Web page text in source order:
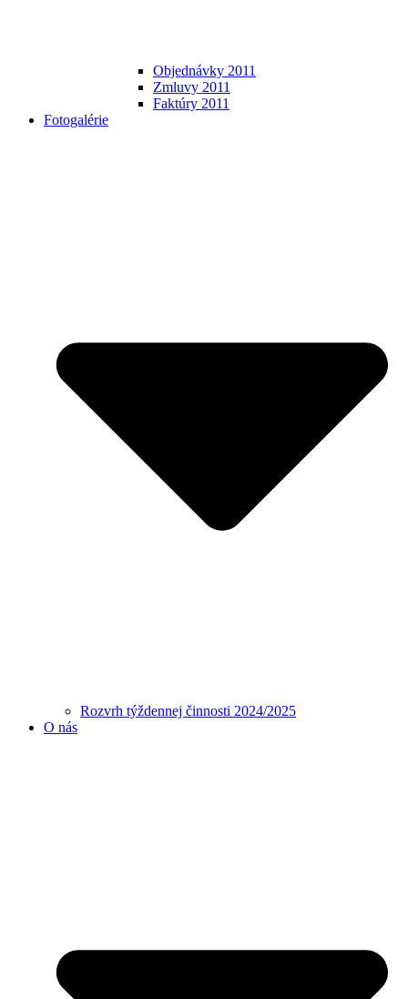
Objednávky 2011
Zmluvy 2011
Faktúry 2011
Fotogalérie
Rozvrh týždennej činnosti 2024/2025
O nás